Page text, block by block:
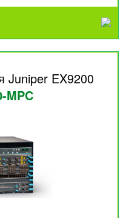
Juniper EX9200
MPC